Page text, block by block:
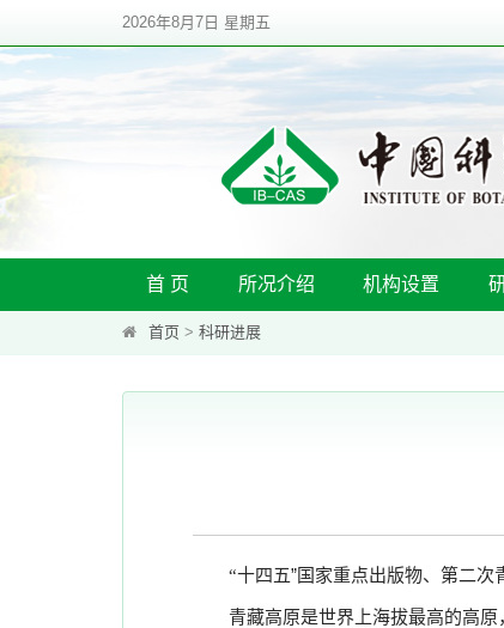
2026年8月7日 星期五
首 页 所况介绍 机构设置
首页 > 科研进展
“十四五”国家重点出版物、第二
青藏高原是世界上海拔最高的高